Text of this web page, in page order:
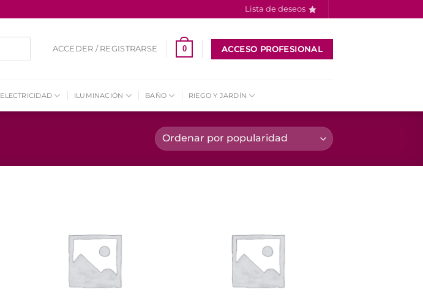
Lista de deseos
ACCEDER / REGISTRARSE 0 ACCESO PROFESIONAL
ELECTRICIDAD ILUMINACIÓN BAÑO RIEGO Y JARDÍN